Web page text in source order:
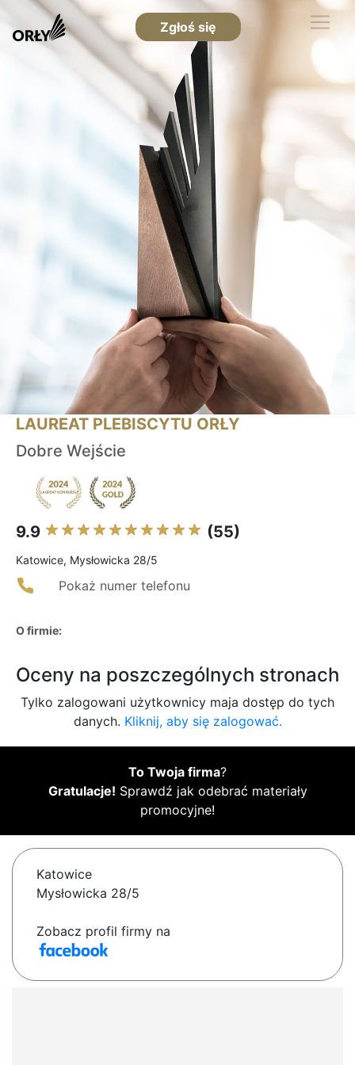
Zgłoś się
LAUREAT PLEBISCYTU ORŁY
Dobre Wejście
9.9 (55)
Katowice, Mysłowicka 28/5
Pokaż numer telefonu
O firmie:
Oceny na poszczególnych stronach
Tylko zalogowani użytkownicy maja dostęp do tych
danych. Kliknij, aby się zalogować.
To Twoja firma?
Gratulacje! Sprawdź jak odebrać materiały
promocyjne!
Katowice
Mysłowicka 28/5
Zobacz profil firmy na